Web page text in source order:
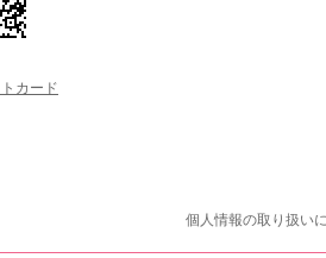
個人情報の取り扱い